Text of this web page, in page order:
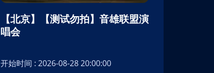
【北京】【测试勿拍】音雄联盟演
唱会
开始时间 : 2026-08-28 20:00:00